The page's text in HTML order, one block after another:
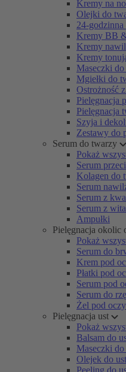
Kremy na
Olejki do
24-
Kremy BB
Kremy
Kremy
Maseczki
Mgiełki do
Ostrożność
Pielęgnacja
Pielęgnacja
Szyja i
Zestawy do
Serum do twarzy
Pokaż
Serum
Kolagen do
Serum
Serum z
Serum z
Ampułki
Pielęgnacja okolic
Pokaż
Serum do
Krem pod
Płatki pod
Serum pod
Serum do
Żel pod oczy
Pielęgnacja ust
Pokaż
Balsam do
Maseczki do
Olejek do ust
Peeling do